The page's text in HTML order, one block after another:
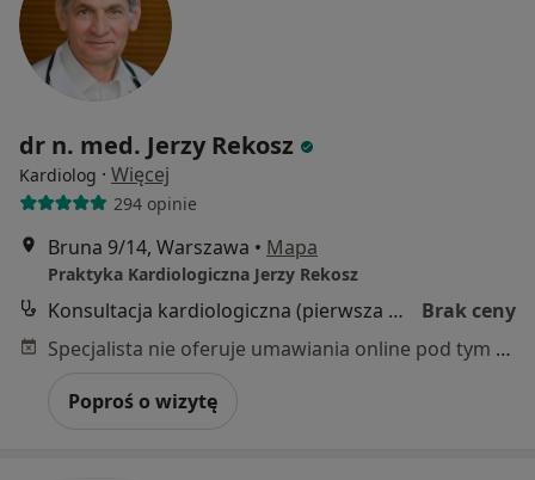
dr n. med. Jerzy Rekosz
Kardiolog · Więcej
294 opinie
Bruna 9/14, Warszawa • Mapa
Praktyka Kardiologiczna Jerzy Rekosz
Konsultacja kardiologiczna (pierwsza wizyta)
Brak ceny
Specjalista nie oferuje umawiania online pod tym adresem.
Poproś o wizytę